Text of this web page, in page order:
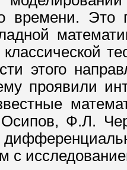
времени. Это
этого
проявили
Ф.Л.
с